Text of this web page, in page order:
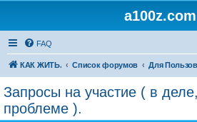
a100z.com
FAQ
КАК ЖИТЬ. Список форумов
Запросы на участие ( в
проблеме ).